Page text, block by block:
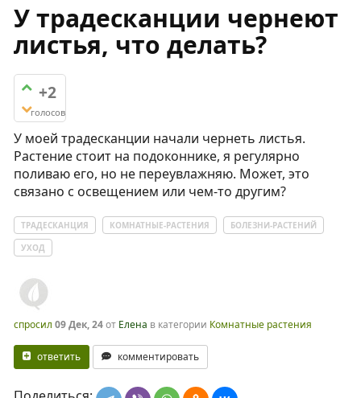
У традесканции чернеют
листья, что делать?
+2
голосов
У моей традесканции начали чернеть листья.
Растение стоит на подоконнике, я регулярно
поливаю его, но не переувлажняю. Может, это
связано с освещением или чем-то другим?
ТРАДЕСКАНЦИЯ КОМНАТНЫЕ-РАСТЕНИЯ
БОЛЕЗНИ-РАСТЕНИЙ
УХОД
спросил 09 Дек, 24от Елена в категории Комнатные растения
ответить комментировать